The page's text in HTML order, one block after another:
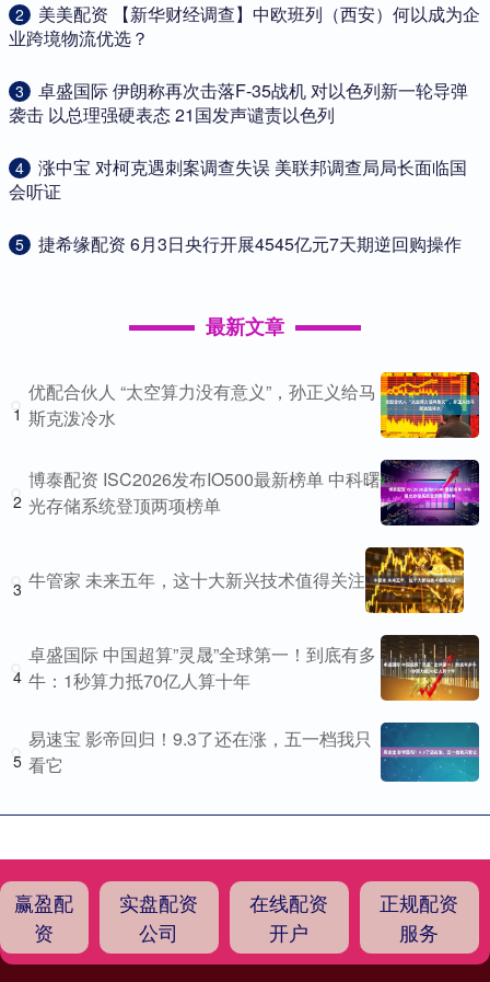
2
​美美配资 【新华财经调查】中欧班列（西安）何以成为企
业跨境物流优选？
3
​卓盛国际 伊朗称再次击落F-35战机 对以色列新一轮导弹
袭击 以总理强硬表态 21国发声谴责以色列
4
​涨中宝 对柯克遇刺案调查失误 美联邦调查局局长面临国
会听证
5 ​捷希缘配资 6月3日央行开展4545亿元7天期逆回购操作
最新文章
1
优配合伙人 “太空算力没有意义”，孙正义给马
斯克泼冷水
2
博泰配资 ISC2026发布IO500最新榜单 中科曙
光存储系统登顶两项榜单
3 牛管家 未来五年，这十大新兴技术值得关注
4
卓盛国际 中国超算”灵晟”全球第一！到底有多
牛：1秒算力抵70亿人算十年
5
易速宝 影帝回归！9.3了还在涨，五一档我只
看它
赢盈配
资
实盘配资
公司
在线配资
开户
正规配资
服务